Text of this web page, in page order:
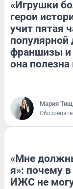
«Игрушки
герои
учит пятая
популярной
франшизы и
она
Мария
«Мне
я»: почему
ИЖС не